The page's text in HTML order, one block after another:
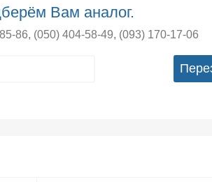
Вам аналог.
86, (050) 404-58-49, (093) 170-17-06